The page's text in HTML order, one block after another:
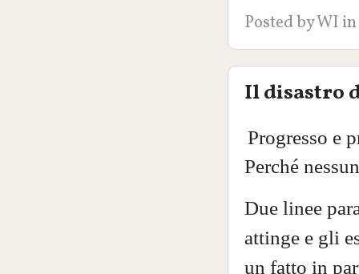
Posted byWI
Il disastro
Progresso e
Perché
Due linee
attinge e gli
un fatto in